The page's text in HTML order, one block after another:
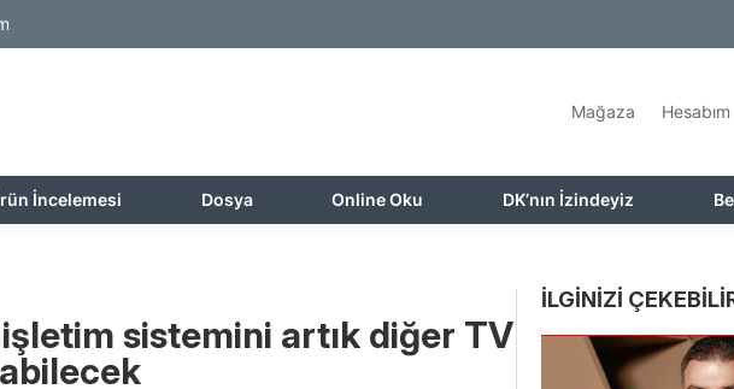
Mağaza Hesabım
İncelemesi Dosya Online Oku DK’nın İzindeyiz
sistemini artık diğer TV
İLGİNİZİ